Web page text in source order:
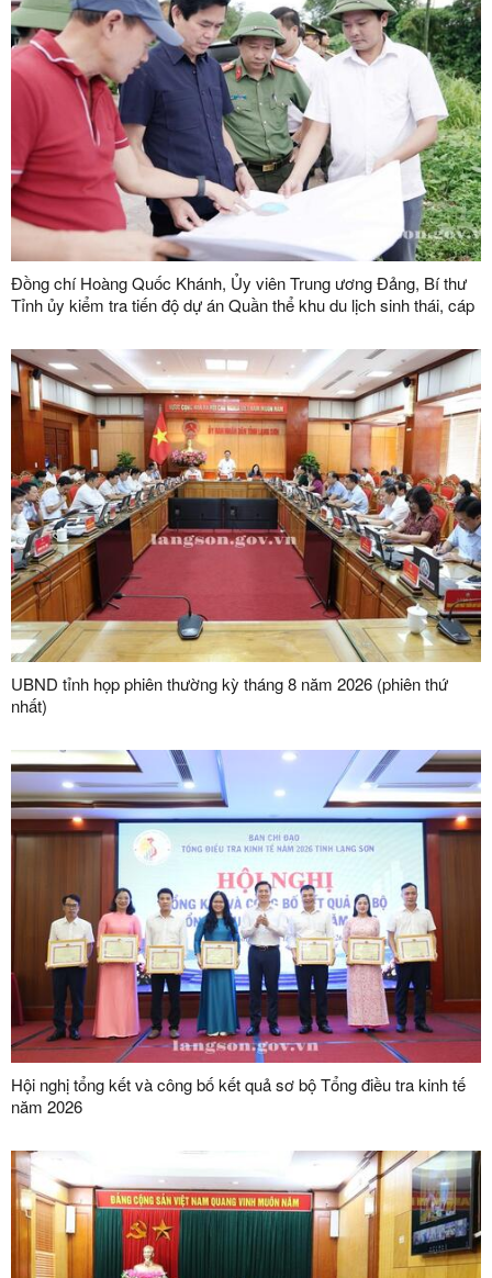
Đồng chí Hoàng Quốc Khánh, Ủy viên Trung ương Đảng, Bí thư
Tỉnh ủy kiểm tra tiến độ dự án Quần thể khu du lịch sinh thái, cáp
UBND tỉnh họp phiên thường kỳ tháng 8 năm 2026 (phiên thứ
nhất)
Hội nghị tổng kết và công bố kết quả sơ bộ Tổng điều tra kinh tế
năm 2026